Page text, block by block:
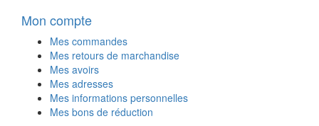
Mon compte
Mes commandes
Mes retours de marchandise
Mes avoirs
Mes adresses
Mes informations personnelles
Mes bons de réduction